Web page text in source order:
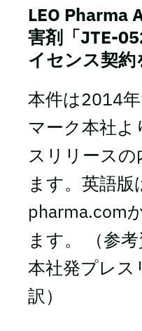
LEO Pharma
害剤「JTE-
イセンス契約
本件は2014
マーク本社よ
スリリース
ます。英語
pharma.com
ます。 （参
本社発プレス
訳）